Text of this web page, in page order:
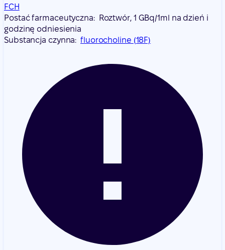
FCH
Postać farmaceutyczna: Roztwór, 1 GBq/1ml na dzień i
godzinę odniesienia
Substancja czynna: fluorocholine (18F)